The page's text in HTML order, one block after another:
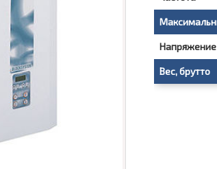
Напряжение
Вес, брутто